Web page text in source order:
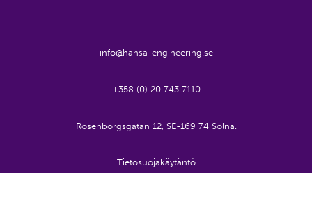
info@hansa-engineering.se
+358 (0) 20 743 7110
Rosenborgsgatan 12, SE-169 74 Solna.
Tietosuojakäytäntö